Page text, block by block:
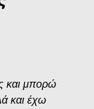
και μπορώ
και έχω